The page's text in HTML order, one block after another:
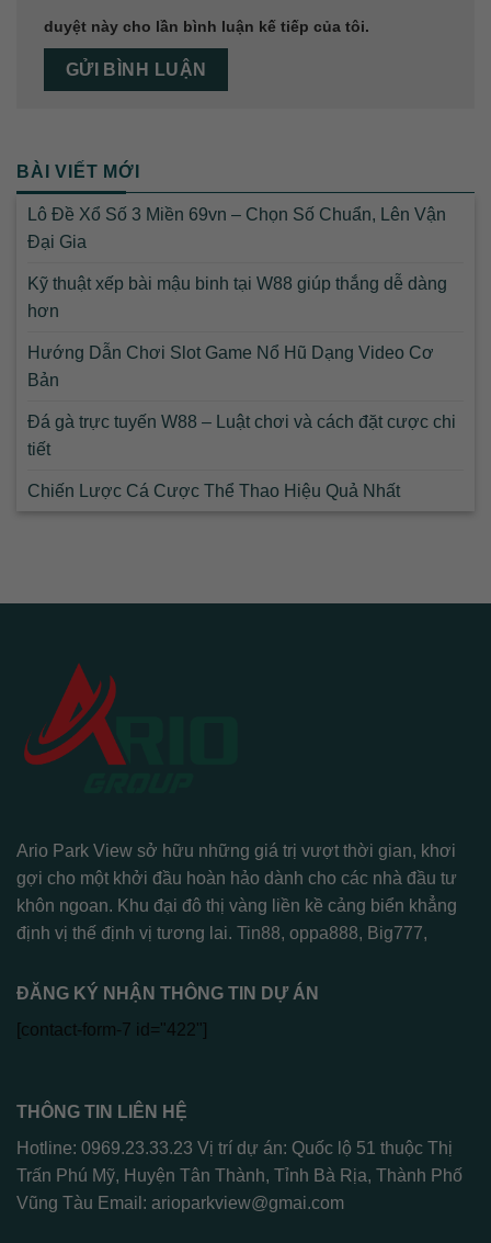
duyệt này cho lần bình luận kế tiếp của tôi.
BÀI VIẾT MỚI
Lô Đề Xổ Số 3 Miền 69vn – Chọn Số Chuẩn, Lên Vận
Đại Gia
Kỹ thuật xếp bài mậu binh tại W88 giúp thắng dễ dàng
hơn
Hướng Dẫn Chơi Slot Game Nổ Hũ Dạng Video Cơ
Bản
Đá gà trực tuyến W88 – Luật chơi và cách đặt cược chi
tiết
Chiến Lược Cá Cược Thể Thao Hiệu Quả Nhất
Ario Park View sở hữu những giá trị vượt thời gian, khơi
gợi cho một khởi đầu hoàn hảo dành cho các nhà đầu tư
khôn ngoan. Khu đại đô thị vàng liền kề cảng biển khẳng
định vị thế định vị tương lai. Tin88, oppa888, Big777,
ĐĂNG KÝ NHẬN THÔNG TIN DỰ ÁN
[contact-form-7 id="422"]
THÔNG TIN LIÊN HỆ
Hotline: 0969.23.33.23 Vị trí dự án: Quốc lộ 51 thuộc Thị
Trấn Phú Mỹ, Huyện Tân Thành, Tỉnh Bà Rịa, Thành Phố
Vũng Tàu Email: arioparkview@gmai.com